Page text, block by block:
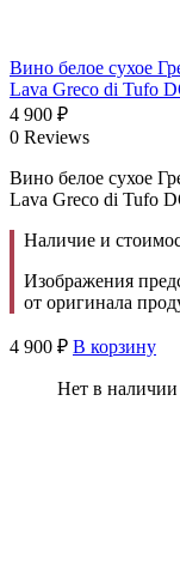
Вино белое сухое
Lava Greco di Tufo
4 900 ₽
0 Reviews
Вино белое сухое
Lava Greco di Tufo
Наличие и
Изображения
от оригинала
4 900 ₽ В корзину
Нет в наличии